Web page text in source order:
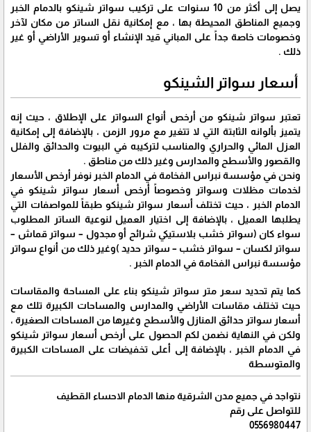
يصل إلى أكثر من 10 سنوات على تركيب سواتر شينكو بالدمام الخبر
وجميع المناطق المحيطة بها ، مع إمكانية نقل الساتر من مكان لآخر
وخصومات خاصة جداً على المباني قيد الإنشاء أو تسوير الأراضي أو غير
ذلك .
أسعار سواتر الشينكو
تعتبر سواتر شينكو من أرخص أنواع السواتر على الإطلاق ، حيث إنه
يتميز بألوانه الثابتة التي لا تتغير مع مرور الزمن ، بالإضافة إلى إمكانية
العزل المائي والحراري والمناسب لتركيبه في البيوت والحدائق والفلل
والقصور والأسطح والمدارس وغير ذلك من مناطق .
ونحن في مؤسسة نبراس الفخامة في الدمام الخبر نوفر أرخص الأسعار
لخدمات مظلات وسواتر وخصوصاً أرخص أسعار سواتر شينكو في
الدمام الخبر ، حيث تختلف أسعار سواتر شينكو طبقاً للمواصفات التي
يطلبها العميل ، بالإضافة إلى اختيار العميل لنوعية الساتر المطلوب
سواء كان (سواتر خشب بلاستيكي شرائح أو مجدول – سواتر قماش –
سواتر لكسان – سواتر خشب – سواتر حديد )وغير ذلك من أنواع سواتر
مؤسسة نبراس الفخامة في الدمام الخبر .
كما يتم تحديد سعر متر سواتر شينكو بناء على المساحة والمقاسات
حيث تختلف مقاسات الأراضي والمدارس والمساحات الكبيرة تلك مع
أسعار سواتر حدائق المنازل والأسطح وغيرها من المساحات الصغيرة ،
ولكن في النهاية نضمن لكم الحصول على أرخص أسعار سواتر شينكو
في الدمام الخبر ، بالإضافة إلى أعلى تخفيضات على المساحات الكبيرة
والمتوسطة
نتواجد في جميع مدن الشرقية منها الدمام الاحساء القطيف
للتواصل على رقم
0556980447